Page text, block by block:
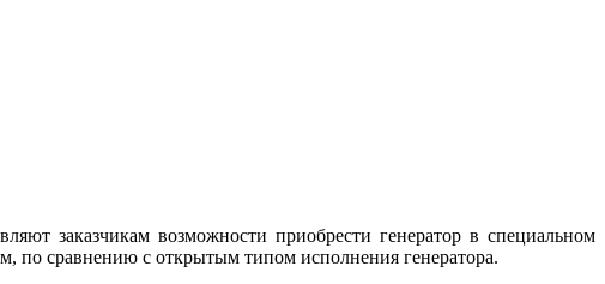
заказчикам возможности приобрести генератор в специальном
по сравнению с открытым типом исполнения генератора.